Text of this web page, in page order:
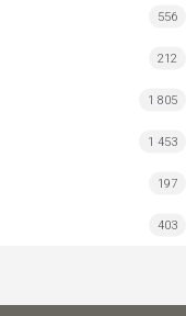
556
212
1 805
1 453
197
403